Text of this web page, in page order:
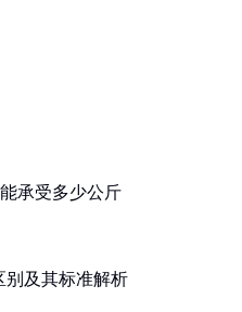
承受多少公斤
别及其标准解析